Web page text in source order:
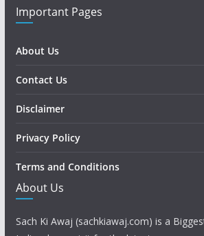
Important Pages
About Us
Contact Us
Disclaimer
Privacy Policy
Terms and Conditions
About Us
Sach Ki Awaj (sachkiawaj.com) is a